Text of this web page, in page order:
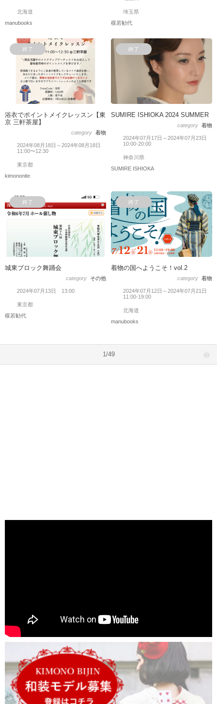
北海道
manubooks
埼玉県
楳若勧代
終了
浴衣でポイントメイクレッスン【東
京 三軒茶屋】
category 着物
2024年08月18日～2024年08月18日
11:00〜12:30
東京都
kimononite
終了
SUMIRE ISHIOKA 2024 SUMMER
category 着物
2024年07月17日～2024年07月23日
10:00-20:00
神奈川県
SUMIRE ISHIOKA
終了
城東ブロック舞踊会
category その他
2024年07月13日 13:00
東京都
楳若勧代
終了
着物の国へようこそ！vol.2
category 着物
2024年07月12日～2024年07月21日
11:00-19:00
北海道
manubooks
1/49